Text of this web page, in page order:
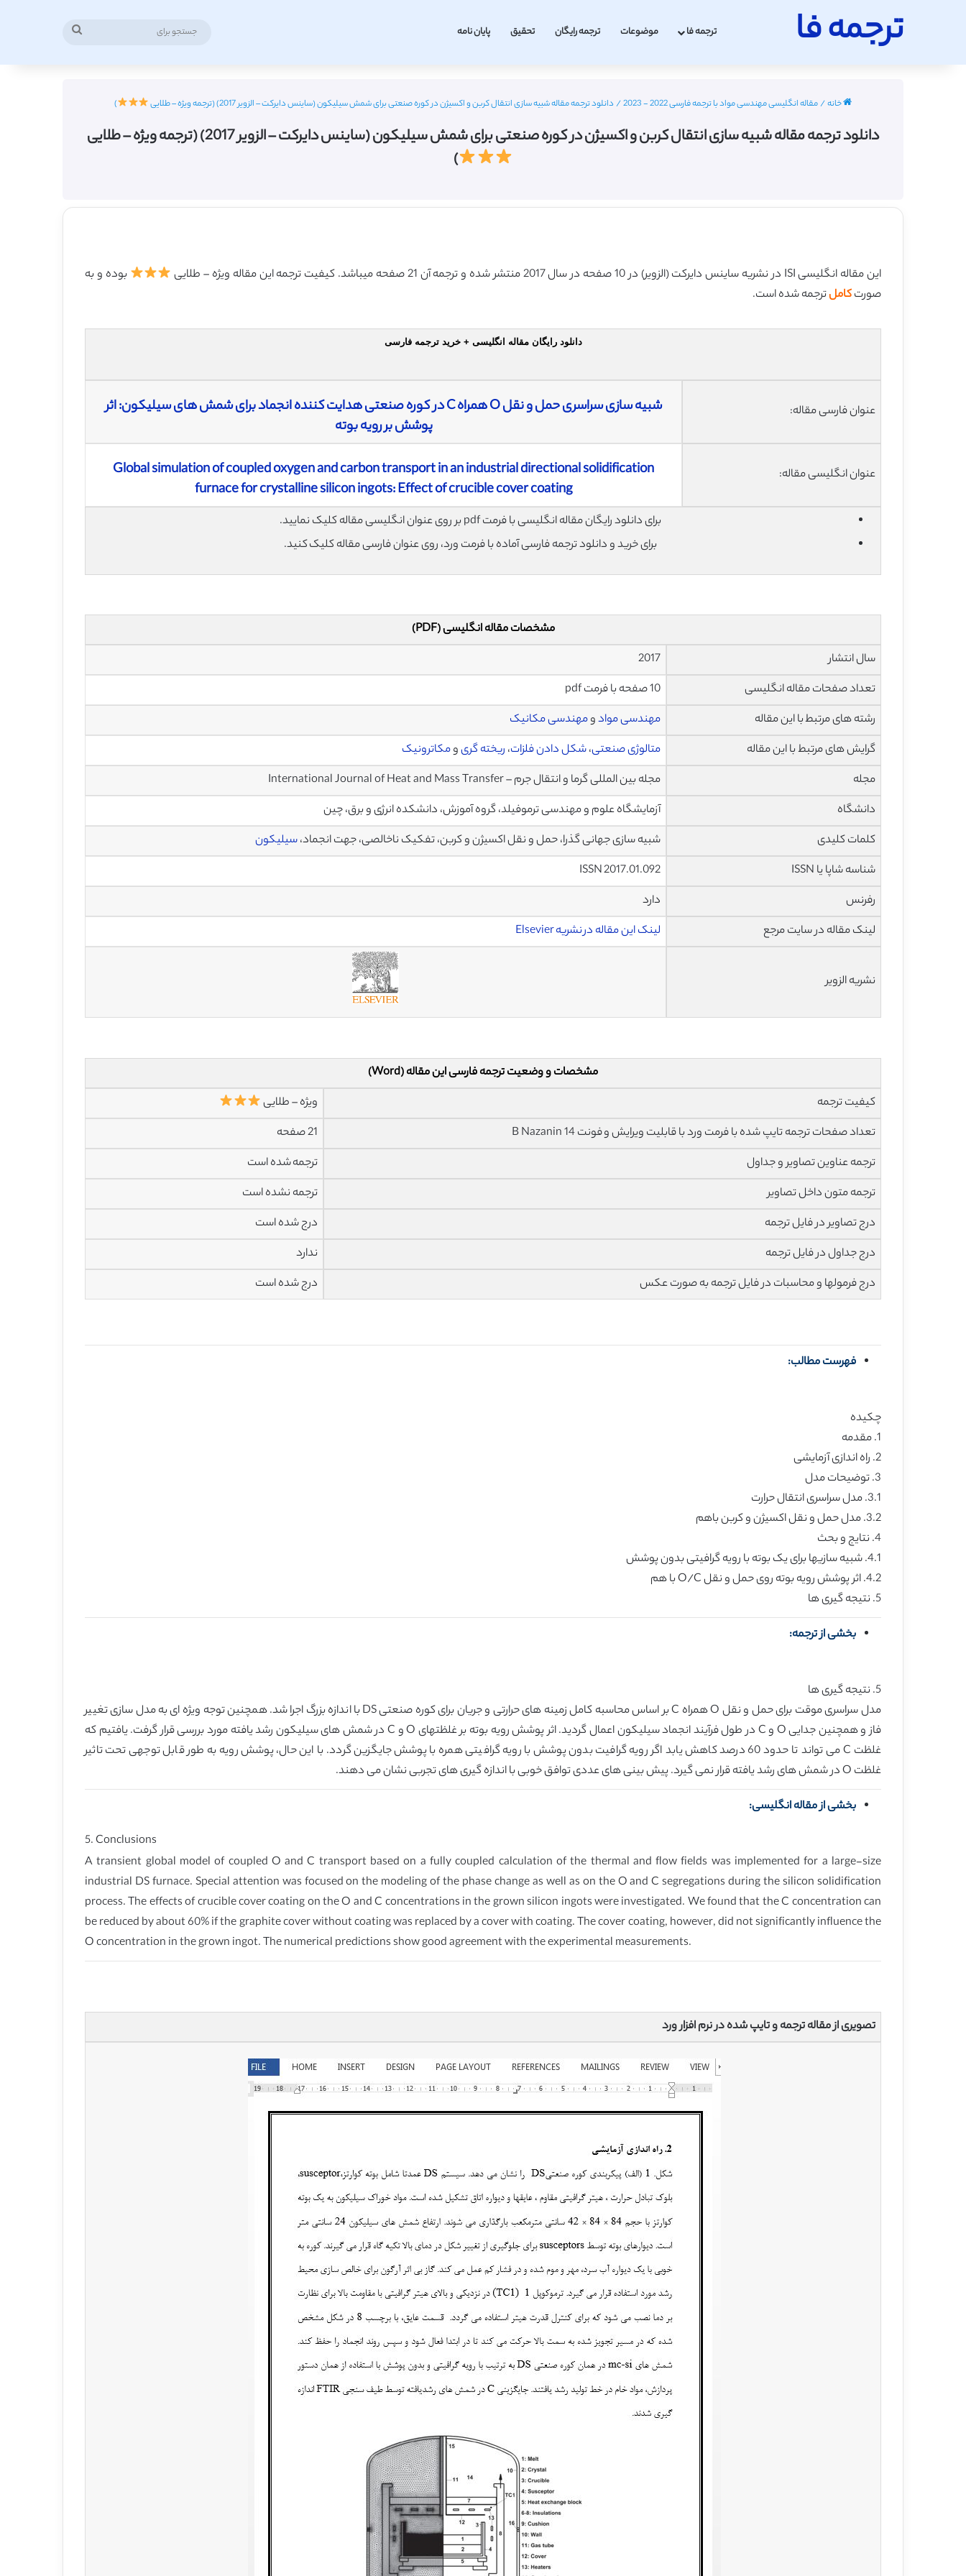
ترجمه فا ترجمه فا موضوعات ترجمه رایگان تحقیق پایان نامه
خانه/مقاله انگلیسی مهندسی مواد با ترجمه فارسی 2022 - 2023 / دانلود ترجمه مقاله شبیه سازی انتقال کربن و اکسیژن در کوره صنعتی برای شمش سیلیکون (ساینس دایرکت – الزویر 2017) (ترجمه ویژه – طلایی )
دانلود ترجمه مقاله شبیه سازی انتقال کربن و اکسیژن در کوره صنعتی برای شمش سیلیکون (ساینس دایرکت – الزویر 2017) (ترجمه ویژه – طلایی
)
این مقاله انگلیسی ISI در نشریه ساینس دایرکت (الزویر) در 10 صفحه در سال 2017 منتشر شده و ترجمه آن 21 صفحه میباشد. کیفیت ترجمه این مقاله ویژه – طلایی
بوده و به
صورتکاملترجمه شده است.
دانلود رایگان مقاله انگلیسی + خرید ترجمه فارسی
عنوان فارسی مقاله:
شبیه سازی سراسری حمل و نقل O همراه C در کوره صنعتی هدایت کننده انجماد برای شمش های سیلیکون: اثر
پوشش بر رویه بوته
عنوان انگلیسی مقاله:
Global simulation of coupled oxygen and carbon transport in an industrial directional solidification
furnace for crystalline silicon ingots: Effect of crucible cover coating
برای دانلود رایگان مقاله انگلیسی با فرمت pdf بر روی عنوان انگلیسی مقاله کلیک نمایید.
برای خرید و دانلود ترجمه فارسی آماده با فرمت ورد، روی عنوان فارسی مقاله کلیک کنید.
مشخصات مقاله انگلیسی (PDF)
سال انتشار
2017
تعداد صفحات مقاله انگلیسی
10 صفحه با فرمت pdf
رشته های مرتبط با این مقاله
مهندسی موادومهندسی مکانیک
گرایش های مرتبط با این مقاله
متالوژی صنعتی،شکل دادن فلزات، ریخته گریومکاترونیک
مجله
مجله بین المللی گرما و انتقال جرم – International Journal of Heat and Mass Transfer
دانشگاه
آزمایشگاه علوم و مهندسی ترموفیلد، گروه آموزش، دانشکده انرژی و برق، چین
کلمات کلیدی
شبیه سازی جهانی گذرا، حمل و نقل اکسیژن و کربن، تفکیک ناخالصی، جهت انجماد،سیلیکون
شناسه شاپا یا ISSN
ISSN 2017.01.092
رفرنس
دارد
لینک مقاله در سایت مرجع
لینک این مقاله در نشریه Elsevier
نشریه الزویر
مشخصات و وضعیت ترجمه فارسی این مقاله (Word)
کیفیت ترجمه
ویژه – طلایی
تعداد صفحات ترجمه تایپ شده با فرمت ورد با قابلیت ویرایش و فونت 14 B Nazanin
21 صفحه
ترجمه عناوین تصاویر و جداول
ترجمه شده است
ترجمه متون داخل تصاویر
ترجمه نشده است
درج تصاویر در فایل ترجمه
درج شده است
درج جداول در فایل ترجمه
ندارد
درج فرمولها و محاسبات در فایل ترجمه به صورت عکس
درج شده است
فهرست مطالب:
چکیده
1. مقدمه
2. راه اندازی آزمایشی
3. توضیحات مدل
3.1. مدل سراسری انتقال حرارت
3.2. مدل حمل و نقل اکسیژن و کربن باهم
4. نتایج و بحث
4.1. شبیه سازیها برای یک بوته با رویه گرافیتی بدون پوشش
4.2. اثر پوشش رویه بوته روی حمل و نقل O/C با هم
5. نتیجه گیری ها
بخشی از ترجمه:
5. نتیجه گیری ها
مدل سراسری موقت برای حمل و نقل O همراه C بر اساس محاسبه کامل زمینه های حرارتی و جریان برای کوره صنعتی DS با اندازه بزرگ اجرا شد. همچنین توجه ویژه ای به مدل سازی تغییر
فاز و همچنین جدایی O و C در طول فرآیند انجماد سیلیکون اعمال گردید. اثر پوشش رویه بوته بر غلظتهای O و C در شمش های سیلیکون رشد یافته مورد بررسی قرار گرفت. یافتیم که
غلظت C می تواند تا حدود 60 درصد کاهش یابد اگر رویه گرافیت بدون پوشش با رویه گرافیتی همره با پوشش جایگزین گردد. با این حال، پوشش رویه به طور قابل توجهی تحت تاثیر
غلظت O در شمش های رشد یافته قرار نمی گیرد. پیش بینی های عددی توافق خوبی با اندازه گیری های تجربی نشان می دهند.
بخشی از مقاله انگلیسی:
5. Conclusions
A transient global model of coupled O and C transport based on a fully coupled calculation of the thermal and flow fields was implemented for a large-size
industrial DS furnace. Special attention was focused on the modeling of the phase change as well as on the O and C segregations during the silicon solidification
process. The effects of crucible cover coating on the O and C concentrations in the grown silicon ingots were investigated. We found that the C concentration can
be reduced by about 60% if the graphite cover without coating was replaced by a cover with coating. The cover coating, however, did not significantly influence the
O concentration in the grown ingot. The numerical predictions show good agreement with the experimental measurements.
تصویری از مقاله ترجمه و تایپ شده در نرم افزار ورد